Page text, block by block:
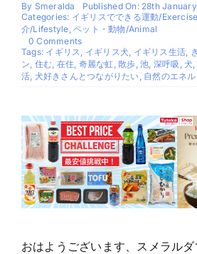
By Smeralda
Published On: 28th
Categories: イギリスでできる運動/Exercise
介/Lifestyle,ペット・動物/Animal
0 Commentson
わ
ん
こ
お
散
歩
Tags: イギリス, イギリス犬, イギリス生活,
ン, 住む, 在住, 奇麗な虹 ,散歩,池, 深呼吸 ,犬,
活, 犬好きさんとつながりたい, 自然のエネ
おはようございます、スメラル